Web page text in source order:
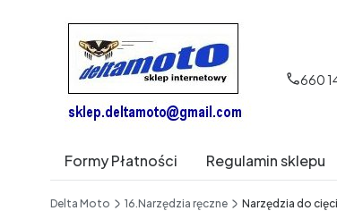
660
Formy Płatności Regulamin sklepu
Delta Moto 16.Narzędzia ręczne Narzędzia do